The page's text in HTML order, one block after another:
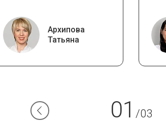
Архипова
Татьяна
01 /03